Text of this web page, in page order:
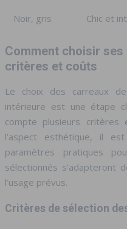
Noir, gris Chic et
Comment choisir
critères et coûts
Le choix des carreaux
intérieure est une étape
compte plusieurs critères
l’aspect esthétique, il
paramètres pratiques
sélectionnés s’adapteront
l’usage prévus.
Critères de sélection